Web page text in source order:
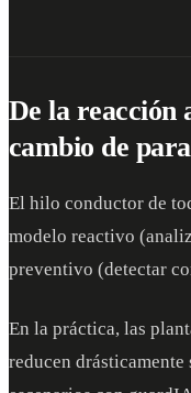
De la reacción
cambio de
El hilo conductor de
modelo reactivo
preventivo (detectar
En la práctica, las
reducen drásticamente